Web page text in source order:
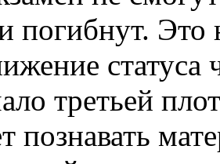
погибнут. Это
статуса
третьей
познавать